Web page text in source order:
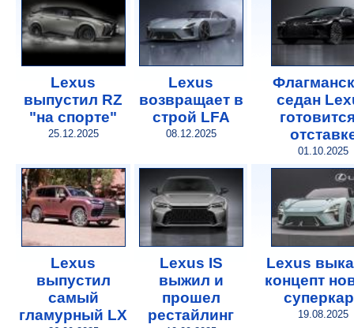
Lexus
выпустил RZ
"на спорте"
25.12.2025
Lexus
возвращает в
строй LFA
08.12.2025
седан
01.10.2025
Lexus
выпустил
самый
гламурный LX
Lexus IS
выжил и
прошел
рестайлинг
Lexus
концепт
19.08.2025